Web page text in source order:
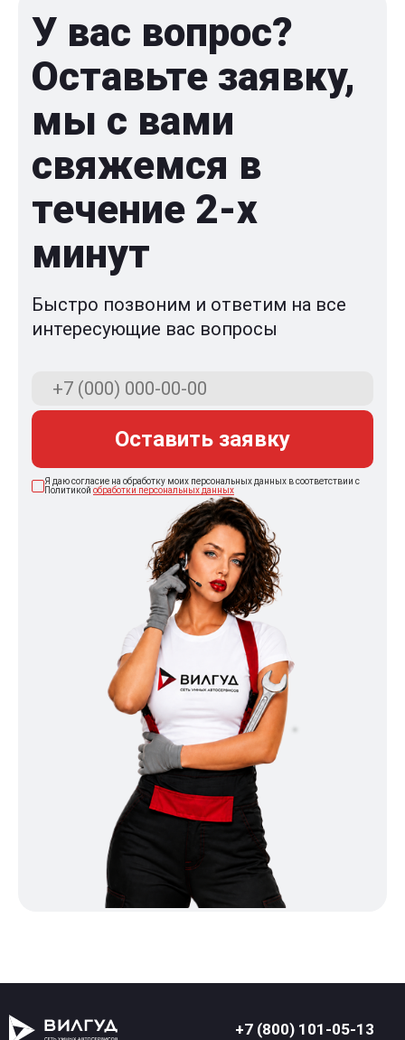
У вас вопрос?
Оставьте заявку,
мы с вами
свяжемся в
течение 2-x
минут
Быстро позвоним и ответим на все
интересующие вас вопросы
Оставить заявку
Я даю согласие на обработку моих персональных данных в соответствии с
Политикой обработки персональных данных
+7 (800) 101-05-13